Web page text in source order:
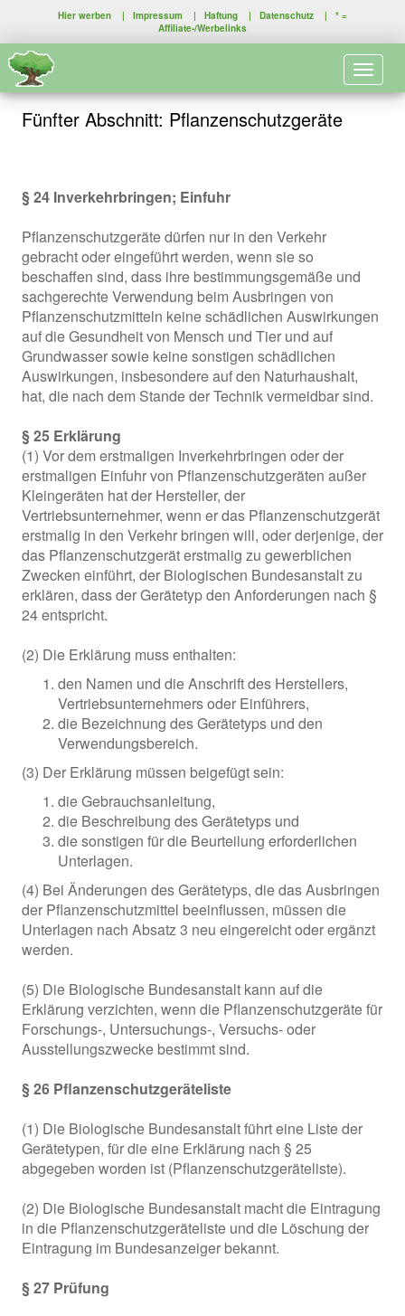
Hier werben | Impressum | Haftung | Datenschutz | * =
Affiliate-/Werbelinks
Fünfter Abschnitt: Pflanzenschutzgeräte
§ 24 Inverkehrbringen; Einfuhr
Pflanzenschutzgeräte dürfen nur in den Verkehr
gebracht oder eingeführt werden, wenn sie so
beschaffen sind, dass ihre bestimmungsgemäße und
sachgerechte Verwendung beim Ausbringen von
Pflanzenschutzmitteln keine schädlichen Auswirkungen
auf die Gesundheit von Mensch und Tier und auf
Grundwasser sowie keine sonstigen schädlichen
Auswirkungen, insbesondere auf den Naturhaushalt,
hat, die nach dem Stande der Technik vermeidbar sind.
§ 25 Erklärung
(1) Vor dem erstmaligen Inverkehrbringen oder der
erstmaligen Einfuhr von Pflanzenschutzgeräten außer
Kleingeräten hat der Hersteller, der
Vertriebsunternehmer, wenn er das Pflanzenschutzgerät
erstmalig in den Verkehr bringen will, oder derjenige, der
das Pflanzenschutzgerät erstmalig zu gewerblichen
Zwecken einführt, der Biologischen Bundesanstalt zu
erklären, dass der Gerätetyp den Anforderungen nach §
24 entspricht.
(2) Die Erklärung muss enthalten:
den Namen und die Anschrift des Herstellers,
Vertriebsunternehmers oder Einführers,
die Bezeichnung des Gerätetyps und den
Verwendungsbereich.
(3) Der Erklärung müssen beigefügt sein:
die Gebrauchsanleitung,
die Beschreibung des Gerätetyps und
die sonstigen für die Beurteilung erforderlichen
Unterlagen.
(4) Bei Änderungen des Gerätetyps, die das Ausbringen
der Pflanzenschutzmittel beeinflussen, müssen die
Unterlagen nach Absatz 3 neu eingereicht oder ergänzt
werden.
(5) Die Biologische Bundesanstalt kann auf die
Erklärung verzichten, wenn die Pflanzenschutzgeräte für
Forschungs-, Untersuchungs-, Versuchs- oder
Ausstellungszwecke bestimmt sind.
§ 26 Pflanzenschutzgeräteliste
(1) Die Biologische Bundesanstalt führt eine Liste der
Gerätetypen, für die eine Erklärung nach § 25
abgegeben worden ist (Pflanzenschutzgeräteliste).
(2) Die Biologische Bundesanstalt macht die Eintragung
in die Pflanzenschutzgeräteliste und die Löschung der
Eintragung im Bundesanzeiger bekannt.
§ 27 Prüfung